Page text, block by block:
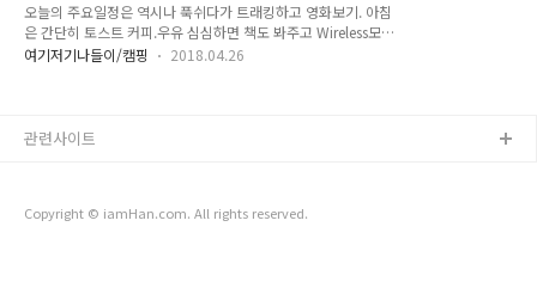
오늘의 주요일정은 역시나 푹쉬다가 트래킹하고 영화보기. 아침
은 간단히 토스트 커피.우유 심심하면 책도 봐주고 Wireless모뎀
가져와서 좀 있다 볼 영화 다운로드 아빠가 보는 앞에서 장작패
자들 찍새... 막대기 하나씩 쥐어들고.. 첫번째 도착지점 도착. 아
이제부턴 내리막길... 원래는 mtb 산안자전거 코스다. 가끔 저전
여기저기나들이/캠핑 2018.04.26
Copyright © iamHan.com. All rights reserved.
관련사이트